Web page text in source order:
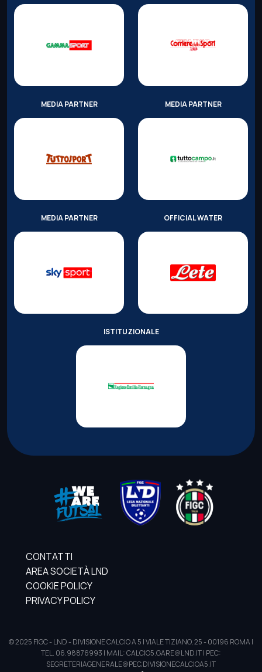
MEDIA PARTNER MEDIA PARTNER
MEDIA PARTNER OFFICIAL WATER
ISTITUZIONALE
CONTATTI
AREA SOCIETÀ LND
COOKIE POLICY
PRIVACY POLICY
© 2025 FIGC - LND - DIVISIONE CALCIO A 5 | VIALE TIZIANO, 25 - 00196 ROMA |
TEL. 06.98876993 | MAIL: CALCIO5.GARE@LND.IT | PEC:
SEGRETERIAGENERALE@PEC.DIVISIONECALCIOA5.IT